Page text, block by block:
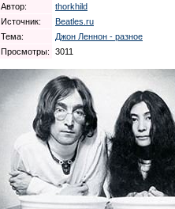
Автор:
thorkhild
Источник:
Beatles.ru
Тема:
Джон Леннон - разное
Просмотры:
3011